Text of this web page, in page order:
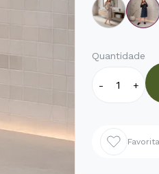
Quantidade
- +